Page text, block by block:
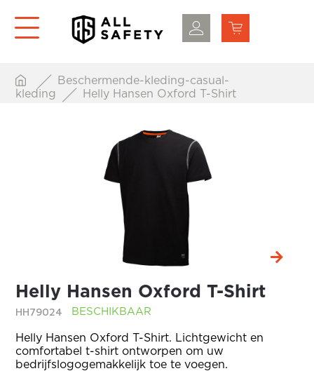
Beschermende-kleding-casual-
kleding
Helly Hansen Oxford T-Shirt
Helly Hansen Oxford T-Shirt
HH79024 BESCHIKBAAR
Helly Hansen Oxford T-Shirt. Lichtgewicht en
comfortabel t-shirt ontworpen om uw
bedrijfslogogemakkelijk toe te voegen.